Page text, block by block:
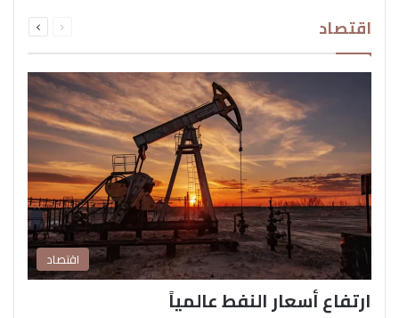
اقتصاد الصفحةالصفحة
اقتصاد
ارتفاع أسعار النفط عالمياً